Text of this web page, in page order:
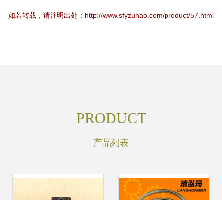
如若转载，请注明出处：http://www.sfyzuhao.com/product/57.html
PRODUCT
产品列表